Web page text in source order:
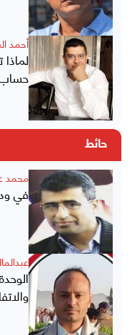
أحمد
حساب
حائط
محمد
في